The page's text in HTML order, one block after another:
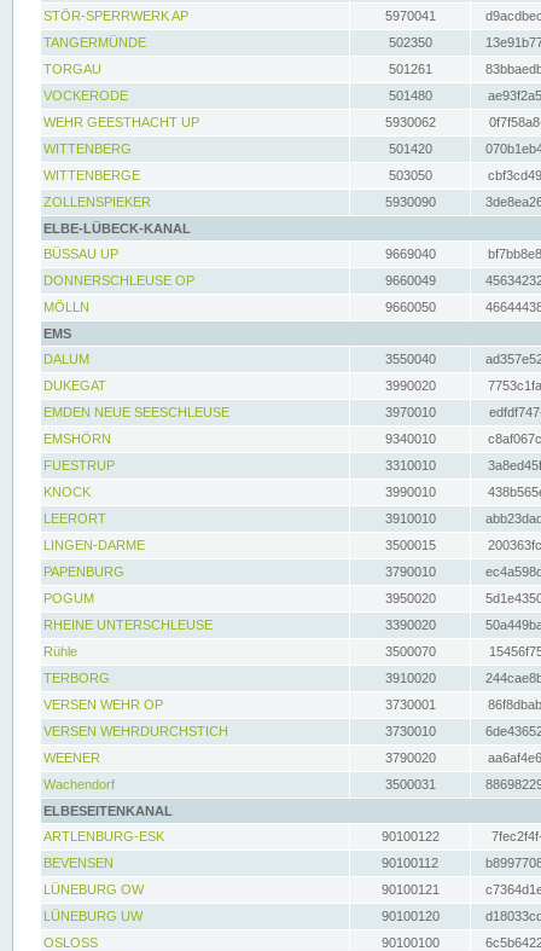
STÖR-SPERRWERK AP 5970041
TANGERMÜNDE
502350
TORGAU
501261
VOCKERODE
501480
WEHR GEESTHACHT UP
5930062
WITTENBERG
501420
WITTENBERGE
503050
ZOLLENSPIEKER
5930090
ELBE-LÜBECK-KANAL
BÜSSAU UP
9669040
DONNERSCHLEUSE OP
9660049
MÖLLN
9660050
EMS
DALUM
3550040
DUKEGAT
3990020
EMDEN NEUE SEESCHLEUSE
3970010
EMSHÖRN
9340010
FUESTRUP
3310010
KNOCK
3990010
LEERORT
3910010
LINGEN-DARME
3500015
PAPENBURG
3790010
POGUM
3950020
RHEINE UNTERSCHLEUSE
3390020
Rühle
3500070
TERBORG
3910020
VERSEN WEHR OP
3730001
VERSEN WEHRDURCHSTICH
3730010
WEENER
3790020
Wachendorf
3500031
ELBESEITENKANAL
ARTLENBURG-ESK
90100122
BEVENSEN
90100112
LÜNEBURG OW
90100121
LÜNEBURG UW
90100120
OSLOSS
90100100